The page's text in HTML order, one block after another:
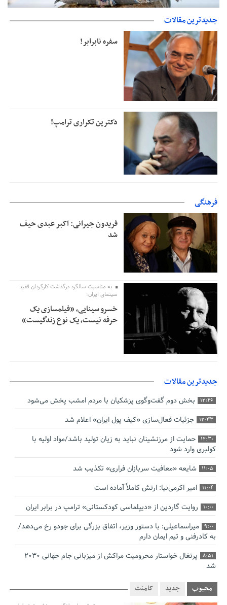
حمایت از مرزنشینان نباید به زیان تولید باشد/مواد اولیه با کولبری
وارد شود
دفتر رهبر انقلاب: مطالب خارج از مراجع رسمی فاقد سندیت است
جدیدترین مقالات
سفره نابرابر!
دکترین تکراری ترامپ!
فرهنگی
فریدون جیرانی: اکبر عبدی حیف
شد
به مناسبت سالگرد درگذشت کارگردان فقید
سینمای ایران؛
خسرو سینایی، «فیلمسازی یک
حرفه نیست، یک نوع زندگیست»
جدیدترین مقالات
12:46 بخش دوم گفت‌وگوی پزشکیان با مردم امشب پخش می‌شود
12:33 جزئیات فعال‌سازی «کیف پول ایران» اعلام شد
12:30
حمایت از مرزنشینان نباید به زیان تولید باشد/مواد اولیه با
کولبری وارد شود
11:05 شایعه «معافیت سربازان فراری» تکذیب شد
11:04 امیر اکرمی‌نیا: ارتش کاملاً آماده است
10:00 روایت گاردین از «دیپلماسی کودکستانی» ترامپ در برابر ایران
9:00
میراسماعیلی: با دستور وزیر، اتفاق بزرگی برای جودو رخ می‌دهد/
به کادرفنی و تیم ایمان دارم
8:51
پرتغال خواستار محرومیت مراکش از میزبانی جام جهانی ۲۰۳۰
شد
فریدون جیرانی: اکبر عبدی حیف شدمحبوب جدید کامنت